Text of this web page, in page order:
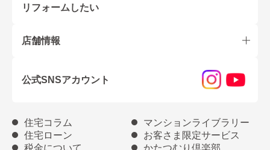
リフォームしたい
店舗情報
公式SNSアカウント
住宅コラム
マンションライブラリー
住宅ローン
お客さま限定サービス
税金について
かたつむり倶楽部